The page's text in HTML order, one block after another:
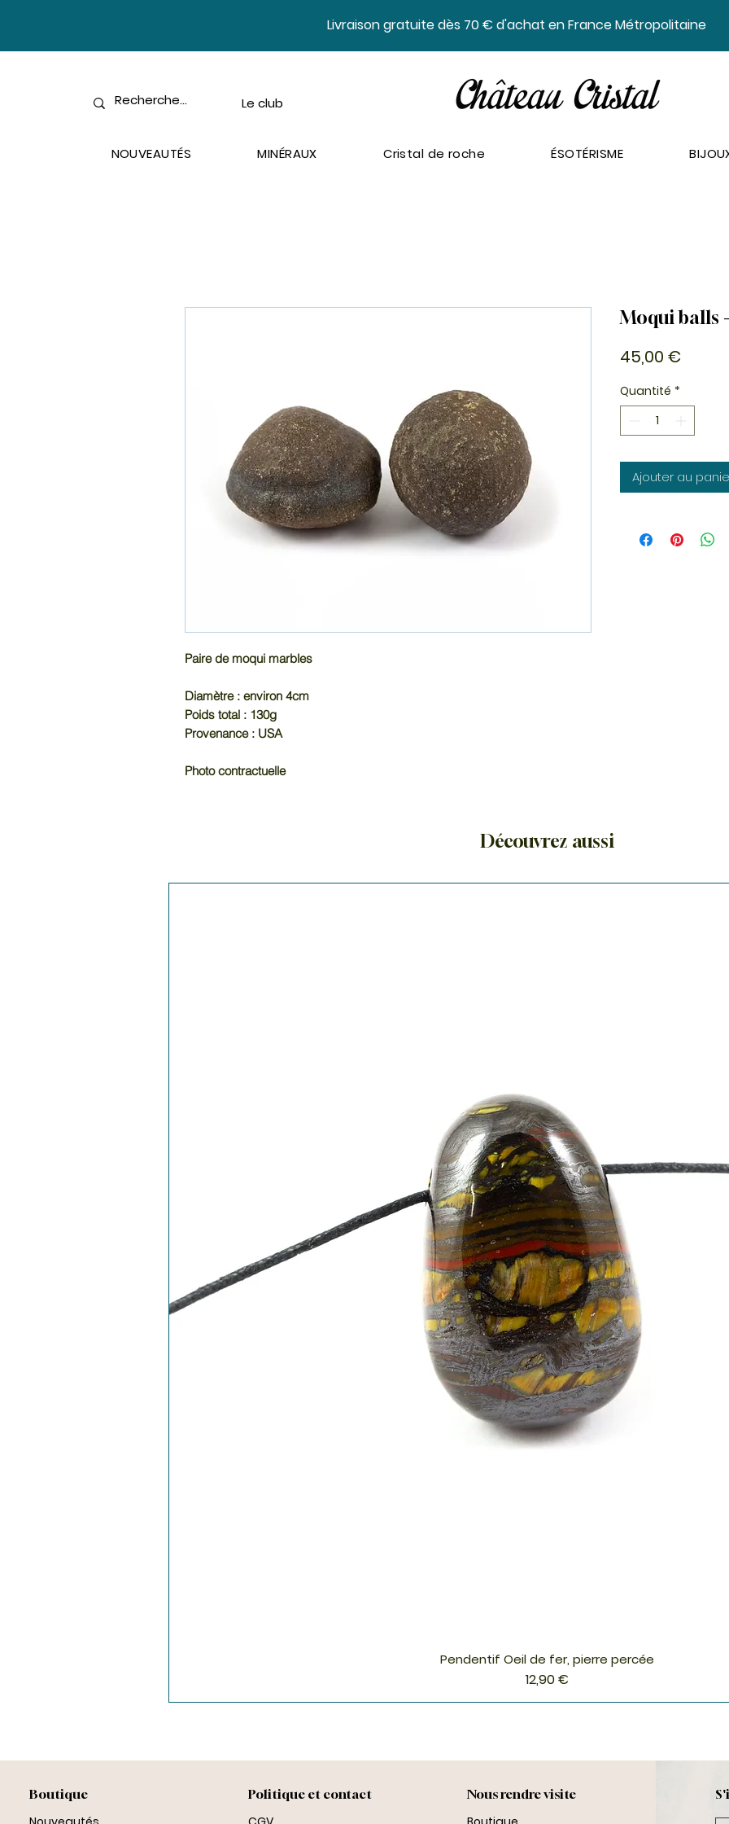
​Livraison gratuite dès 70 € d'achat en France Métropolitaine
Le club
NOUVEAUTÉS MINÉRAUX Cristal de roche ÉSOTÉRISME
Paire de moqui marbles
Diamètre : environ 4cm
Poids total : 130g
Provenance : USA
Photo contractuelle
Moqui balls
45,00 €
Quantité *
Ajouter au
Découvrez aussi
Aperçu rapide
Pendentif Oeil de fer, pierre percée
Prix
12,90 €
Boutique
Politique et contact
Nous rendre visite